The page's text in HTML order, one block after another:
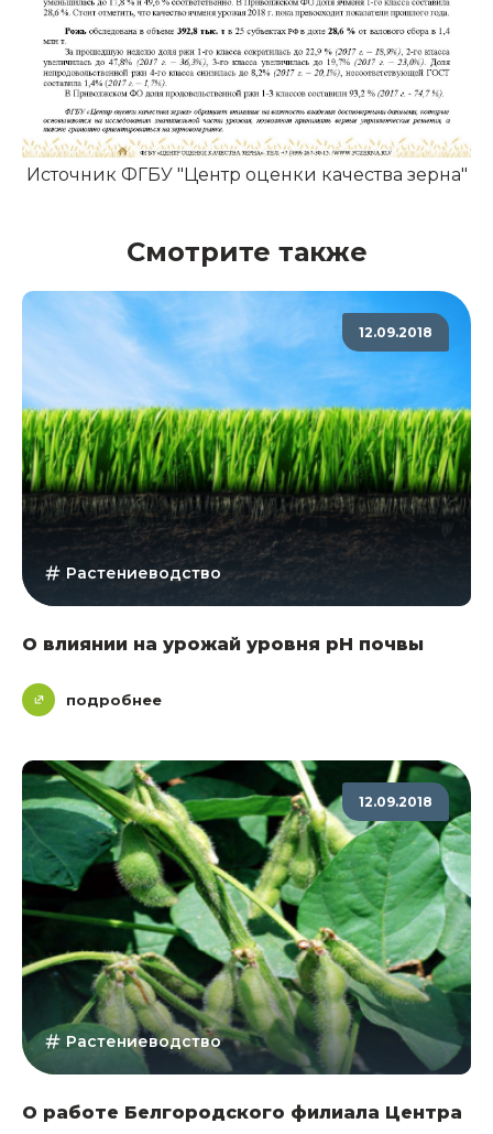
Источник ФГБУ "Центр оценки качества зерна"
Смотрите также
12.09.2018
Растениеводство
О влиянии на урожай уровня рН почвы
подробнее
12.09.2018
Растениеводство
О работе Белгородского филиала Центра